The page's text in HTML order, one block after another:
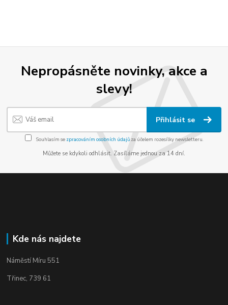
Nepropásněte novinky, akce a
slevy!
Přihlásit se
Souhlasím se zpracováním osobních údajůza účelem rozesílky newsletteru.
Můžete se kdykoli odhlásit. Zasíláme jednou za 14 dní.
Kde nás najdete
Náměstí Míru 551
Třinec, 739 61